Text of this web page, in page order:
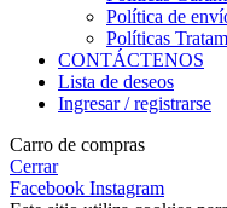
Política de
Políticas
CONTÁCTENOS
Lista de deseos
Ingresar / registrarse
Carro de compras
Cerrar
Facebook Instagram